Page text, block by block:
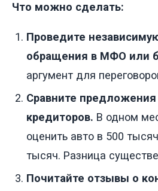
Что можно сделать:
Проведите
обращения в МФО или
аргумент для
Сравните предложения
кредиторов. В одном
оценить авто в 500
тысяч. Разница
Почитайте отзывы о